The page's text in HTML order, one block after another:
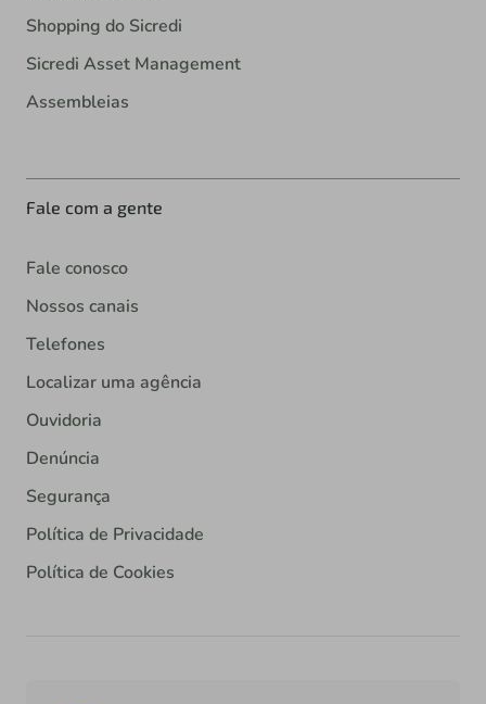
Shopping do Sicredi
Sicredi Asset Management
Assembleias
Fale com a gente
Fale conosco
Nossos canais
Telefones
Localizar uma agência
Ouvidoria
Denúncia
Segurança
Política de Privacidade
Política de Cookies